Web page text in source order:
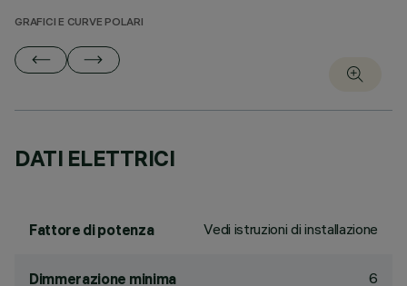
GRAFICI E CURVE POLARI
DATI ELETTRICI
Fattore di potenza Vedi istruzioni di installazione
Dimmerazione minima 6